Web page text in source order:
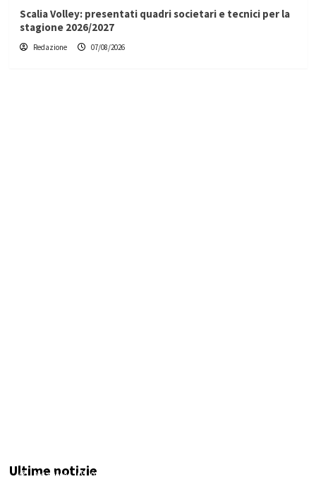
Scalia Volley: presentati quadri societari e tecnici per la
stagione 2026/2027
Redazione 07/08/2026
Ultime notizie
Redazione 07/08/2026